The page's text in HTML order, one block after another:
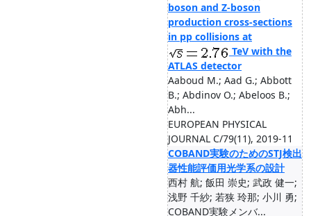
boson and Z-boson
production cross-sections
in pp collisions at
TeV with the
ATLAS detector
Aaboud M.; Aad G.; Abbott
B.; Abdinov O.; Abeloos B.;
Abh...
EUROPEAN PHYSICAL
JOURNAL C/79(11), 2019-11
COBAND実験のためのSTJ検出
器性能評価用光学系の設計
西村 航; 飯田 崇史; 武政 健一;
浅野 千紗; 若狭 玲那; 小川 勇;
COBAND実験メンバ...